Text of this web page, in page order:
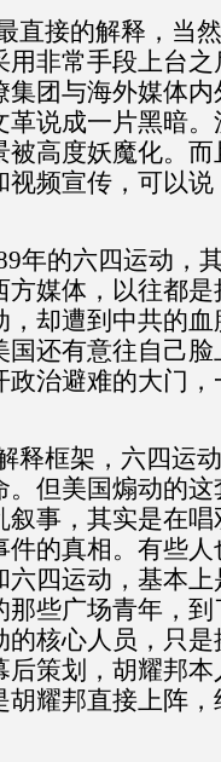
直接的解释，当
用非常手段上台
集团与海外媒体
说成一片黑暗
高度妖魔化。
频宣传，可以
年的六四运动，
媒体，以往都
却遭到中共的
国还有意往自己
治避难的大门
释框架，六四运
。但美国煽动的
事，其实是在
件的真相。有些
六四运动，基本
那些广场青年，
核心人员，只
后策划，胡耀邦
耀邦直接上阵